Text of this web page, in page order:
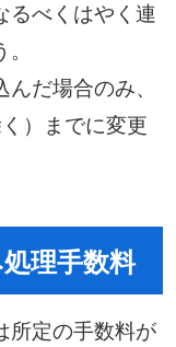
るべくはやく連
だ場合のみ、
）までに変更
理手数料
所定の手数料が